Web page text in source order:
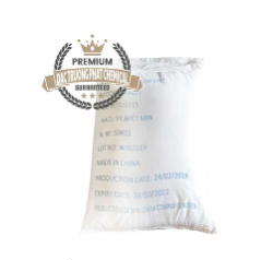
Muối NaCL – Sodium Chloride
Trung Quốc China